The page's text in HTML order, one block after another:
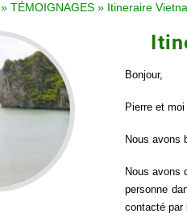
» TÉMOIGNAGES » Itineraire
Bonjour,
Pierre et
Nous avons
Nous avons
personne
contacté par